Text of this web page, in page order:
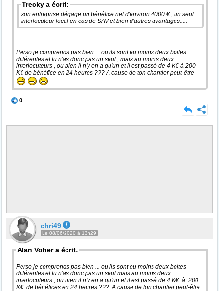
Trecky a écrit:
son entreprise dégage un bénéfice net d'environ 4000 € , un seul
interlocuteur local en cas de SAV et bien d'autres avantages.....
Perso je comprends pas bien ... ou ils sont eu moins deux boites
différentes et tu n'as donc pas un seul , mais au moins deux
interlocuteurs , ou bien il n'y en a qu'un et il est passé de 4 K€ à 200
K€ de bénéfice en 24 heures ??? A cause de ton chantier peut-être
0
chri49
Le 08/06/2020 à 13h29
Alan Voher a écrit:
Perso je comprends pas bien ... ou ils sont eu moins deux boites
différentes et tu n'as donc pas un seul mais au moins deux
interlocuteurs , ou bien il n'y en a qu'un et il est passé de 4 K€ à 200
K€ de bénéfices en 24 heures ??? A cause de ton chantier peut-être